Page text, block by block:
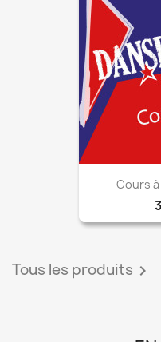
Cours
Tous les produits 